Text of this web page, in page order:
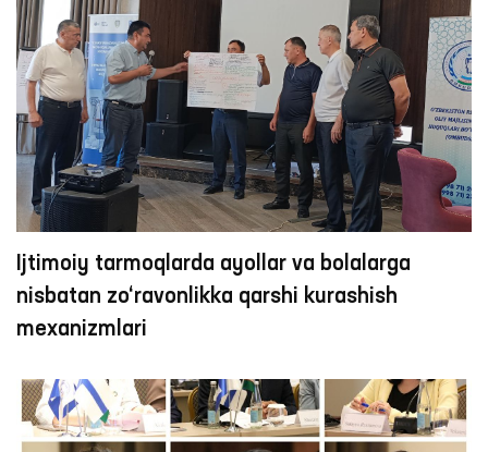
Ijtimoiy tarmoqlarda ayollar va bolalarga
nisbatan zo‘ravonlikka qarshi kurashish
mexanizmlari